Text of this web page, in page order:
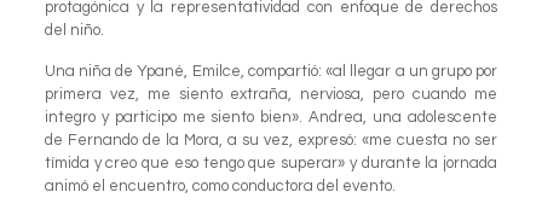
protagónica y la representatividad con enfoque de derechos
del niño.
Una niña de Ypané, Emilce, compartió: «al llegar a un grupo por
primera vez, me siento extraña, nerviosa, pero cuando me
integro y participo me siento bien». Andrea, una adolescente
de Fernando de la Mora, a su vez, expresó: «me cuesta no ser
tímida y creo que eso tengo que superar» y durante la jornada
animó el encuentro, como conductora del evento.